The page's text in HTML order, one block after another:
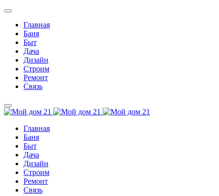
Главная
Баня
Быт
Дача
Дизайн
Строим
Ремонт
Связь
Главная
Баня
Быт
Дача
Дизайн
Строим
Ремонт
Связь